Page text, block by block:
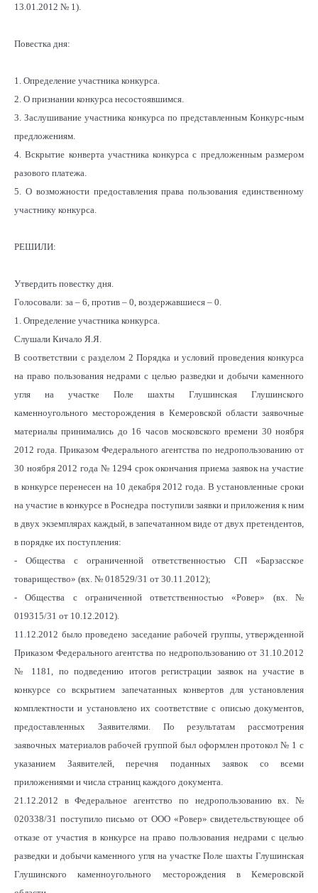
13.01.2012 № 1).
Повестка дня:
1. Определение участника конкурса.
2. О признании конкурса несостоявшимся.
3. Заслушивание участника конкурса по представленным Конкурс-ным
предложениям.
4. Вскрытие конверта участника конкурса с предложенным размером
разового платежа.
5. О возможности предоставления права пользования единственному
участнику конкурса.
РЕШИЛИ:
Утвердить повестку дня.
Голосовали: за – 6, против – 0, воздержавшиеся – 0.
1. Определение участника конкурса.
Слушали Кичало Я.Я.
В соответствии с разделом 2 Порядка и условий проведения конкурса
на право пользования недрами с целью разведки и добычи каменного
угля на участке Поле шахты Глушинская Глушинского
каменноугольного месторождения в Кемеровской области заявочные
материалы принимались до 16 часов московского времени 30 ноября
2012 года. Приказом Федерального агентства по недропользованию от
30 ноября 2012 года № 1294 срок окончания приема заявок на участие
в конкурсе перенесен на 10 декабря 2012 года. В установленные сроки
на участие в конкурсе в Роснедра поступили заявки и приложения к ним
в двух экземплярах каждый, в запечатанном виде от двух претендентов,
в порядке их поступления:
- Общества с ограниченной ответственностью СП «Барзасское
товарищество» (вх. № 018529/31 от 30.11.2012);
- Общества с ограниченной ответственностью «Ровер» (вх. №
019315/31 от 10.12.2012).
11.12.2012 было проведено заседание рабочей группы, утвержденной
Приказом Федерального агентства по недропользованию от 31.10.2012
№ 1181, по подведению итогов регистрации заявок на участие в
конкурсе со вскрытием запечатанных конвертов для установления
комплектности и установлено их соответствие с описью документов,
предоставленных Заявителями. По результатам рассмотрения
заявочных материалов рабочей группой был оформлен протокол № 1 с
указанием Заявителей, перечня поданных заявок со всеми
приложениями и числа страниц каждого документа.
21.12.2012 в Федеральное агентство по недропользованию вх. №
020338/31 поступило письмо от ООО «Ровер» свидетельствующее об
отказе от участия в конкурсе на право пользования недрами с целью
разведки и добычи каменного угля на участке Поле шахты Глушинская
Глушинского каменноугольного месторождения в Кемеровской